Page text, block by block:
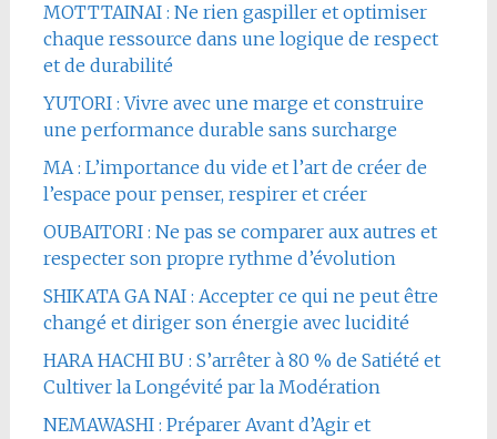
MOTTTAINAI : Ne rien gaspiller et optimiser
chaque ressource dans une logique de respect
et de durabilité
YUTORI : Vivre avec une marge et construire
une performance durable sans surcharge
MA : L’importance du vide et l’art de créer de
l’espace pour penser, respirer et créer
OUBAITORI : Ne pas se comparer aux autres et
respecter son propre rythme d’évolution
SHIKATA GA NAI : Accepter ce qui ne peut être
changé et diriger son énergie avec lucidité
HARA HACHI BU : S’arrêter à 80 % de Satiété et
Cultiver la Longévité par la Modération
NEMAWASHI : Préparer Avant d’Agir et